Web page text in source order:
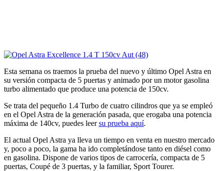
Esta semana os traemos la prueba del nuevo y último Opel Astra en
su versión compacta de 5 puertas y animado por un motor gasolina
turbo alimentado que produce una potencia de 150cv.
Se trata del pequeño 1.4 Turbo de cuatro cilindros que ya se empleó
en el Opel Astra de la generación pasada, que erogaba una potencia
máxima de 140cv, puedes leersu prueba aquí.
El actual Opel Astra ya lleva un tiempo en venta en nuestro mercado
y, poco a poco, la gama ha ido completándose tanto en diésel como
en gasolina. Dispone de varios tipos de carrocería, compacta de 5
puertas, Coupé de 3 puertas, y la familiar, Sport Tourer.